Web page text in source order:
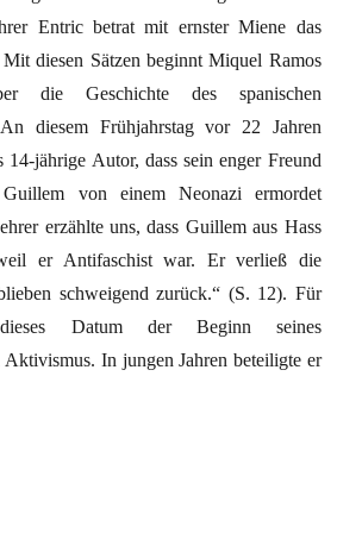
Entric betrat mit ernster Miene das
Mit diesen Sätzen beginnt Miquel Ramos
die Geschichte des spanischen
diesem Frühjahrstag vor 22 Jahren
14-jährige Autor, dass sein enger Freund
von einem Neonazi ermordet
erzählte uns, dass Guillem aus Hass
er Antifaschist war. Er verließ die
schweigend zurück.“ (S. 12). Für
Datum der Beginn seines
Aktivismus. In jungen Jahren beteiligte er
Antifa“